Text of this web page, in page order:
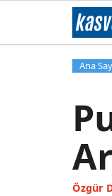
kas
Ana
Özgür